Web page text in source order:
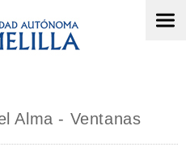
Alma - Ventanas